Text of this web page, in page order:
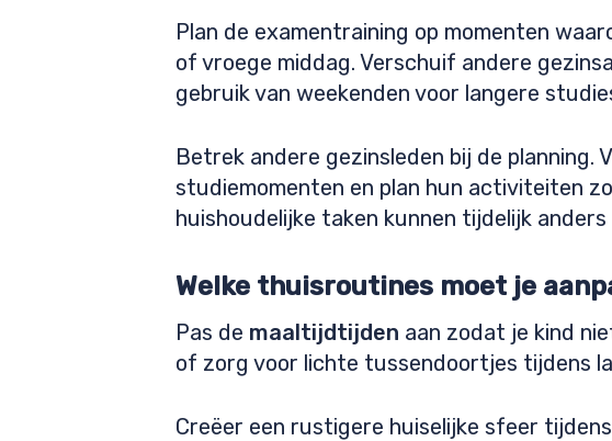
Plan de examentraining op momenten
of vroege middag. Verschuif andere
gebruik van weekenden voor langere
Betrek andere gezinsleden bij de
studiemomenten en plan hun activiteiten
huishoudelijke taken kunnen tijdelijk
Welke thuisroutines moet je
Pas de maaltijdtijden aan zodat je kind
of zorg voor lichte tussendoortjes tijdens
Creëer een rustigere huiselijke sfeer